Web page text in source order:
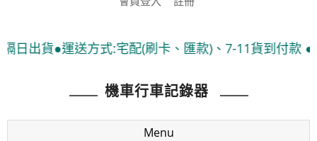
:宅配(刷卡、匯款)、7-11貨到付款 ●隨貨附發票
機車行車記錄器
Menu